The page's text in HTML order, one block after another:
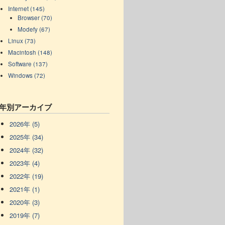
Internet (145)
Browser (70)
Modefy (67)
Linux (73)
Macintosh (148)
Software (137)
Windows (72)
別アーカイブ
2026年 (5)
2025年 (34)
2024年 (32)
2023年 (4)
2022年 (19)
2021年 (1)
2020年 (3)
2019年 (7)